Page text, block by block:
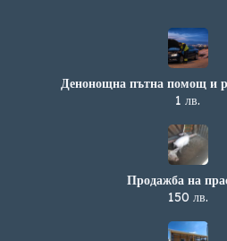
Денонощна пътна помощ и
1 лв.
Продажба на
150 лв.